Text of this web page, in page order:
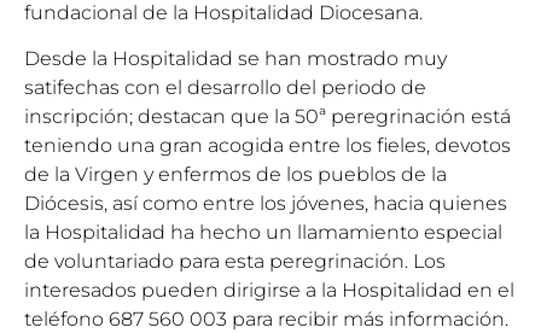
fundacional de la Hospitalidad Diocesana.
Desde la Hospitalidad se han mostrado muy
satifechas con el desarrollo del periodo de
inscripción; destacan que la 50ª peregrinación está
teniendo una gran acogida entre los fieles, devotos
de la Virgen y enfermos de los pueblos de la
Diócesis, así como entre los jóvenes, hacia quienes
la Hospitalidad ha hecho un llamamiento especial
de voluntariado para esta peregrinación. Los
interesados pueden dirigirse a la Hospitalidad en el
teléfono 687 560 003 para recibir más información.